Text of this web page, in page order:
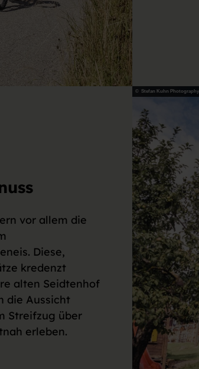
vor allem die
Diese,
kredenzt
alten Seidtenhof
die Aussicht
Streifzug über
erleben.
© Stefan Kuhn Photography